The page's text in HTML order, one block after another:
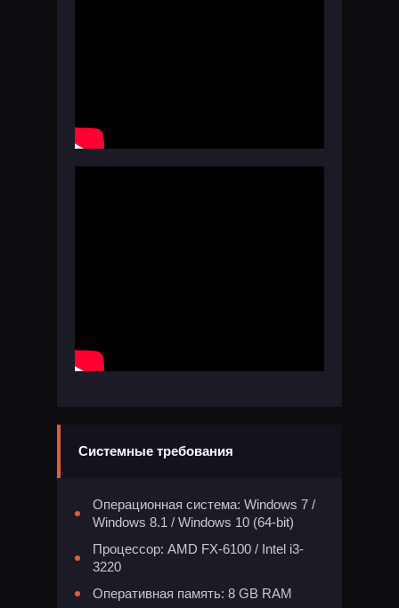
Системные требования
Операционная система: Windows 7 /
Windows 8.1 / Windows 10 (64-bit)
Процессор: AMD FX-6100 / Intel i3-
3220
Оперативная память: 8 GB RAM